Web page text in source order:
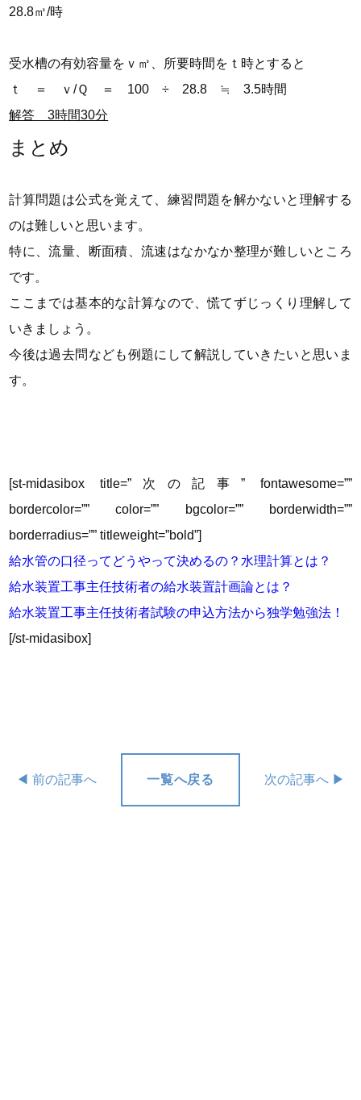
28.8㎥/時
受水槽の有効容量をｖ㎥、所要時間をｔ時とすると
ｔ ＝ ｖ/Ｑ ＝ 100 ÷ 28.8 ≒ 3.5時間
解答 3時間30分
まとめ
計算問題は公式を覚えて、練習問題を解かないと理解する
のは難しいと思います。
特に、流量、断面積、流速はなかなか整理が難しいところ
です。
ここまでは基本的な計算なので、慌てずじっくり理解して
いきましょう。
今後は過去問なども例題にして解説していきたいと思いま
す。
[st-midasibox title=”次の記事” fontawesome=””
bordercolor=”” color=”” bgcolor=”” borderwidth=””
borderradius=”” titleweight=”bold”]
給水管の口径ってどうやって決めるの？水理計算とは？
給水装置工事主任技術者の給水装置計画論とは？
給水装置工事主任技術者試験の申込方法から独学勉強法！
[/st-midasibox]
◀︎ 前の記事へ 一覧へ戻る 次の記事へ ▶︎